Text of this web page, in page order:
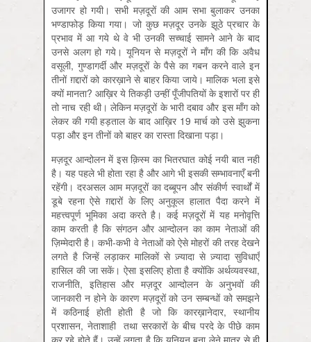
उजागर हो गयी। सभी मज़दूरों की आम सभा बुलाकर उनका
भण्डाफोड़ किया गया। जो कुछ मज़दूर उनके झूठे प्रचार के
प्रभाव में आ गये थे वे भी उनकी सच्चाई सामने आने के बाद
उनसे अलग हो गये। यूनियन से मज़दूरों ने माँग की कि अवैध
वसूली, गुण्डागर्दी और मज़दूरों के पैसे का गबन करने वाले इन
तीनों ग़द्दारों को कारख़ाने से बाहर किया जाये। मालिक भला इसे
क्यों मानता? आख़िर ये तिकड़ी उन्हीं पूँजीपतियों के इशारों पर ही
तो नाच रही थी। लेकिन मज़दूरों के भारी दबाव और इस माँग को
लेकर की गयी हड़ताल के बाद आख़िर 19 मार्च को उसे झुकना
पड़ा और इन तीनों को बाहर का रास्ता दिखाना पड़ा।
मज़दूर आन्दोलन में इस क़िस्म का भितरघात कोई नयी बात नहीं
है। यह पहले भी होता रहा है और आगे भी इसकी सम्भावनाएँ बनी
रहेंगी। दरअसल आम मज़दूरों का दब्बूपन और संकीर्ण स्वार्थों में
डूबे रहना ऐसे ग़द्दारों के लिए अनुकूल हालात पैदा करने में
महत्त्वपूर्ण भूमिका अदा करते है। कई मज़दूरों में यह मनोवृत्ति
काम करती है कि संगठन और आन्दोलन का काम नेताओं की
ज़िम्मेदारी है। कभी-कभी वे नेताओं को ऐसे मोहरों की तरह देखने
लगते है जिन्हें लड़ाकर मालिकों से ज़्यादा से ज़्यादा सुविधाएँ
हासिल की जा सकें। ऐसा इसलिए होता है क्योंकि अर्थव्यवस्था,
राजनीति, इतिहास और मज़दूर आन्दोलन के अनुभवों की
जानकारी न होने के कारण मज़दूरों को उन सम्बन्धों को समझने
में कठिनाई होती होती है जो कि कारख़ानेदार, स्थानीय
प्रशासन, नेताशाही तथा सरकारों के बीच परदे के पीछे काम